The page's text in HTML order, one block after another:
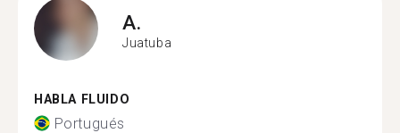
A.
Juatuba
HABLA FLUIDO
Portugués